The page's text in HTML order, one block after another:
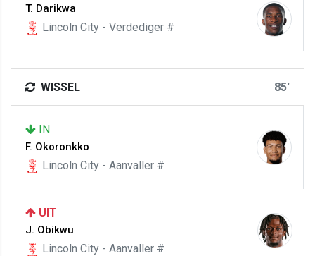
T. Darikwa
Lincoln City - Verdediger #
WISSEL 85'
IN
F. Okoronkko
Lincoln City - Aanvaller #
UIT
J. Obikwu
Lincoln City - Aanvaller #